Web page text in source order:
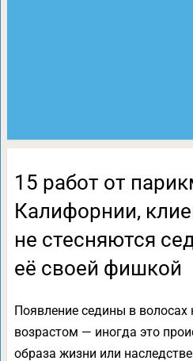
15 работ от
Калифорнии,
не стесняются
её своей фишкой
Появление седины в волосах
возрастом — иногда это
образа жизни или